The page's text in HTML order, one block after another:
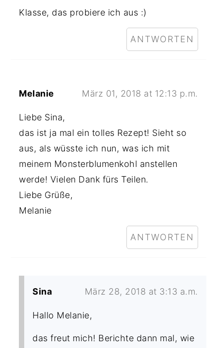
Klasse, das probiere ich aus :)
ANTWORTEN
Melanie März 01, 2018 at 12:13 p.m.
Liebe Sina,
das ist ja mal ein tolles Rezept! Sieht so
aus, als wüsste ich nun, was ich mit
meinem Monsterblumenkohl anstellen
werde! Vielen Dank fürs Teilen.
Liebe Grüße,
Melanie
ANTWORTEN
Sina März 28, 2018 at 3:13 a.m.
Hallo Melanie,
das freut mich! Berichte dann mal, wie